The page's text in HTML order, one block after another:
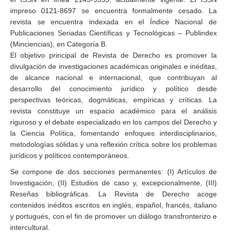
impreso 0121-8697 se encuentra formalmente cesado. La
revista se encuentra indexada en el Índice Nacional de
Publicaciones Seriadas Científicas y Tecnológicas – Publindex
(Minciencias), en Categoría B.
El objetivo principal de Revista de Derecho es promover la
divulgación de investigaciones académicas originales e inéditas,
de alcance nacional e internacional, que contribuyan al
desarrollo del conocimiento jurídico y político desde
perspectivas teóricas, dogmáticas, empíricas y críticas. La
revista constituye un espacio académico para el análisis
riguroso y el debate especializado en los campos del Derecho y
la Ciencia Política, fomentando enfoques interdisciplinarios,
metodologías sólidas y una reflexión crítica sobre los problemas
jurídicos y políticos contemporáneos.
Se compone de dos secciones permanentes: (I) Artículos de
Investigación, (II) Estudios de caso y, excepcionalmente, (III)
Reseñas bibliográficas. La Revista de Derecho acoge
contenidos inéditos escritos en inglés, español, francés, italiano
y portugués, con el fin de promover un diálogo transfronterizo e
intercultural.